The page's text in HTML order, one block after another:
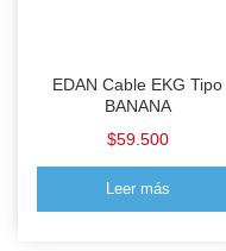
EDAN Cable EKG Tipo
BANANA
$59.500
Leer más